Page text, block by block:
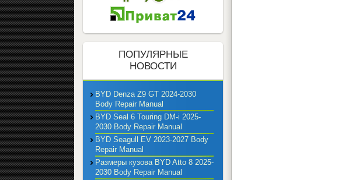
ПОПУЛЯРНЫЕ
НОВОСТИ
BYD Denza Z9 GT 2024-2030
Body Repair Manual
BYD Seal 6 Touring DM-i 2025-
2030 Body Repair Manual
BYD Seagull EV 2023-2027 Body
Repair Manual
Размеры кузова BYD Atto 8 2025-
2030 Body Repair Manual